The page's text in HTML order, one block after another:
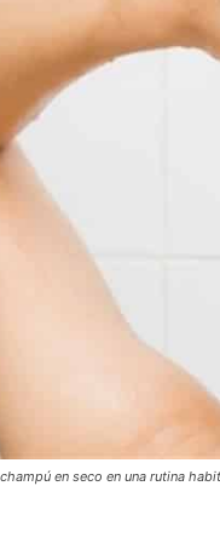
en seco en una rutina